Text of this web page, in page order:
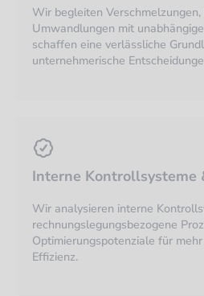
Wir begleiten
Umwandlungen mit
schaffen eine verlässliche
unternehmerische
Interne Kontrollsysteme
Wir analysieren interne
rechnungslegungsbezogene
Optimierungspotenziale für
Effizienz.